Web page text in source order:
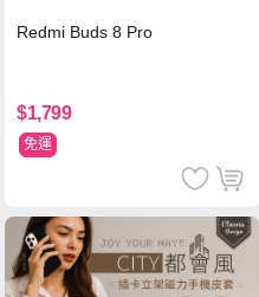
Redmi Buds 8 Pro
$1,799
免運